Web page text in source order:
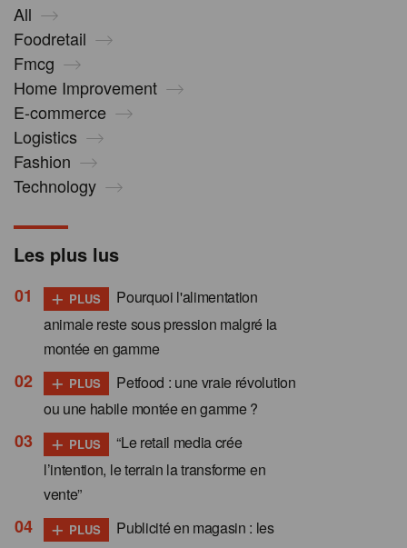
All
Foodretail
Fmcg
Home Improvement
E-commerce
Logistics
Fashion
Technology
Les plus lus
+ PLUS
Pourquoi l'alimentation
animale reste sous pression malgré la
montée en gamme
+ PLUS
Petfood : une vraie révolution
ou une habile montée en gamme ?
+ PLUS
“Le retail media crée
l’intention, le terrain la transforme en
vente”
+ PLUS
Publicité en magasin : les